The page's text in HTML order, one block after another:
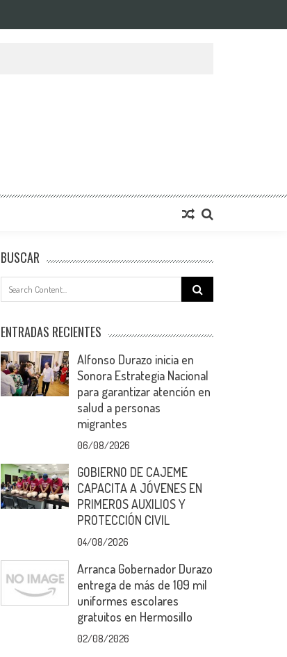
BUSCAR
Search
for:
ENTRADAS RECIENTES
Alfonso Durazo inicia en
Sonora Estrategia Nacional
para garantizar atención en
salud a personas
migrantes
06/08/2026
GOBIERNO DE CAJEME
CAPACITA A JÓVENES EN
PRIMEROS AUXILIOS Y
PROTECCIÓN CIVIL
04/08/2026
Arranca Gobernador Durazo
entrega de más de 109 mil
uniformes escolares
gratuitos en Hermosillo
02/08/2026